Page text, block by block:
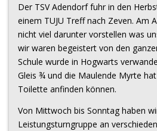
Der TSV Adendorf fuhr in den
einem TUJU Treff nach Zeven. Am
nicht viel darunter vorstellen was
wir waren begeistert von den
Schule wurde in Hogwarts
Gleis ¾ und die Maulende Myrte
Toilette anfinden können.
Von Mittwoch bis Sonntag haben
Leistungsturngruppe an